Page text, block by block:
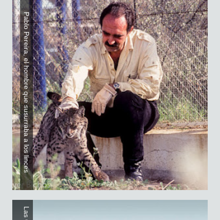
Pablo Pereira, el hombre que susurraba a los linces